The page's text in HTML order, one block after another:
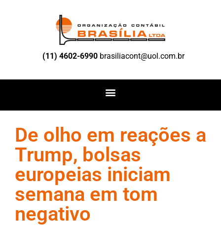
(11) 4602-6990 brasiliacont@uol.com.br
De olho em reações a
Trump, bolsas
europeias iniciam
semana em tom
negativo